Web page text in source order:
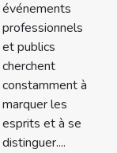
événements
professionnels
et publics
cherchent
constamment à
marquer les
esprits et à se
distinguer....